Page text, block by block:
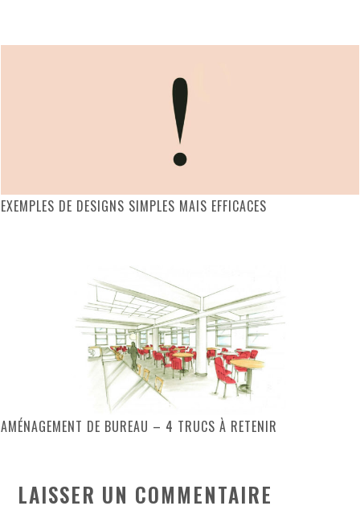
EXEMPLES DE DESIGNS SIMPLES MAIS EFFICACES
AMÉNAGEMENT DE BUREAU – 4 TRUCS À RETENIR
LAISSER UN COMMENTAIRE